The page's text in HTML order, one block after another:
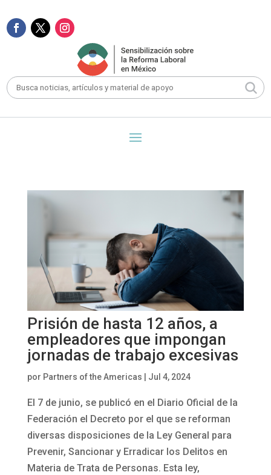
Prisión de hasta 12 años, a
empleadores que impongan
jornadas de trabajo excesivas
por Partners of the Americas Jul 4, 2024
El 7 de junio, se publicó en el Diario Oficial de la
Federación el Decreto por el que se reforman
diversas disposiciones de la Ley General para
Prevenir, Sancionar y Erradicar los Delitos en
Materia de Trata de Personas. Esta ley,